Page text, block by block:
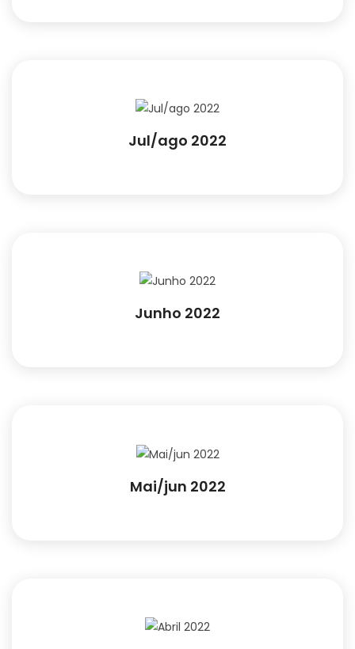
Jul/ago 2022
Junho 2022
Mai/jun 2022